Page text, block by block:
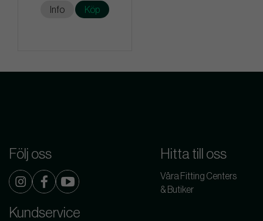
Info Köp
Följ oss Hitta till oss
Våra Fitting Centers
& Butiker
Kundservice